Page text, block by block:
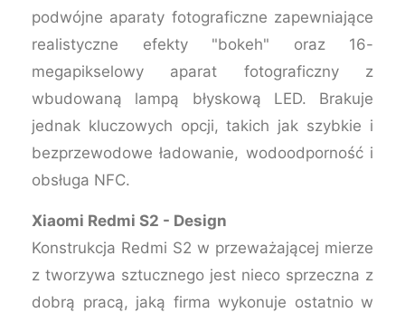
podwójne aparaty fotograficzne zapewniające
realistyczne efekty "bokeh" oraz 16-
megapikselowy aparat fotograficzny z
wbudowaną lampą błyskową LED. Brakuje
jednak kluczowych opcji, takich jak szybkie i
bezprzewodowe ładowanie, wodoodporność i
obsługa NFC.
Xiaomi Redmi S2 - Design
Konstrukcja Redmi S2 w przeważającej mierze
z tworzywa sztucznego jest nieco sprzeczna z
dobrą pracą, jaką firma wykonuje ostatnio w